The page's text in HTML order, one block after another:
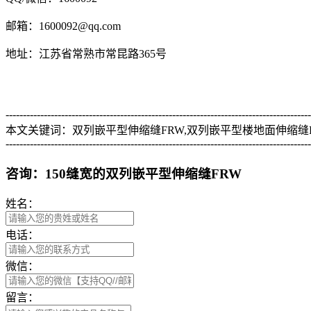
邮箱：1600092@qq.com
地址：江苏省常熟市常昆路365号
本文关键词：双列嵌平型伸缩缝FRW,双列嵌平型楼地面伸缩
咨询：150缝宽的双列嵌平型伸缩缝FRW
姓名：
电话：
微信：
留言：